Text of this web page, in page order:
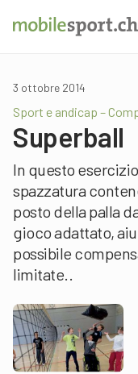
3 ottobre 2014
Sport e andicap –
Superball
In questo
spazzatura
posto della palla
gioco adattato,
possibile
limitate..